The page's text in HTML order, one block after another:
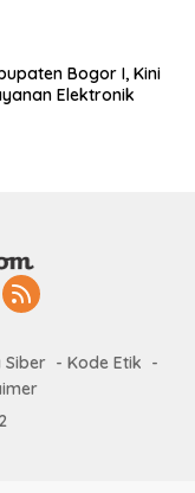
Bogor I, Kini
Elektronik
Siber
Kode Etik